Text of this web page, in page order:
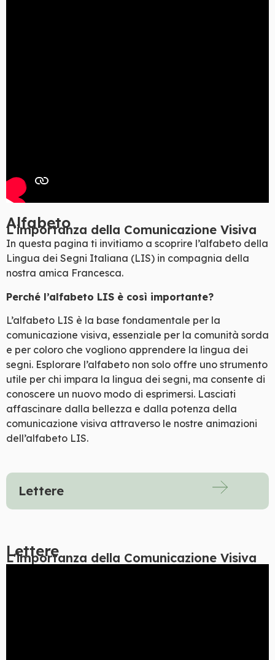
Alfabeto
L'importanza della Comunicazione Visiva
In questa pagina ti invitiamo a scoprire l’alfabeto della
Lingua dei Segni Italiana (LIS) in compagnia della
nostra amica Francesca.
Perché l’alfabeto LIS è così importante?
L’alfabeto LIS è la base fondamentale per la
comunicazione visiva, essenziale per la comunità sorda
e per coloro che vogliono apprendere la lingua dei
segni. Esplorare l’alfabeto non solo offre uno strumento
utile per chi impara la lingua dei segni, ma consente di
conoscere un nuovo modo di esprimersi. Lasciati
affascinare dalla bellezza e dalla potenza della
comunicazione visiva attraverso le nostre animazioni
dell’alfabeto LIS.
Lettere
Lettere
L'importanza della Comunicazione Visiva